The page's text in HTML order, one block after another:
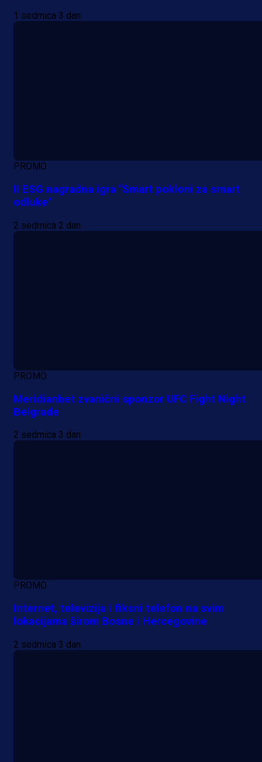
1 sedmica 3 dan
PROMO
II ESG nagradna igra "Smart pokloni za smart
odluke"
2 sedmica 2 dan
PROMO
Meridianbet zvanični sponzor UFC Fight Night
Belgrade
2 sedmica 3 dan
PROMO
Internet, televizija i fiksni telefon na svim
lokacijama širom Bosne i Hercegovine
2 sedmica 3 dan